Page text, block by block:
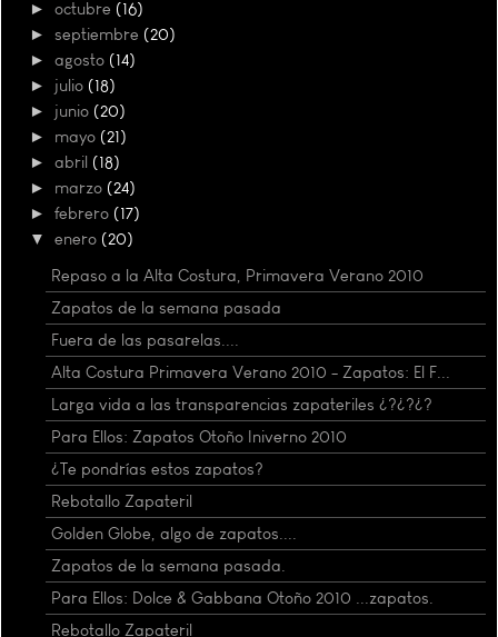
► octubre (16)
► septiembre (20)
► agosto (14)
► julio (18)
► junio (20)
► mayo (21)
► abril (18)
► marzo (24)
► febrero (17)
▼ enero (20)
Repaso a la Alta Costura, Primavera Verano 2010
Zapatos de la semana pasada
Fuera de las pasarelas....
Alta Costura Primavera Verano 2010 - Zapatos: El F...
Larga vida a las transparencias zapateriles ¿?¿?¿?
Para Ellos: Zapatos Otoño Iniverno 2010
¿Te pondrías estos zapatos?
Rebotallo Zapateril
Golden Globe, algo de zapatos....
Zapatos de la semana pasada.
Para Ellos: Dolce & Gabbana Otoño 2010 ...zapatos.
Rebotallo Zapateril